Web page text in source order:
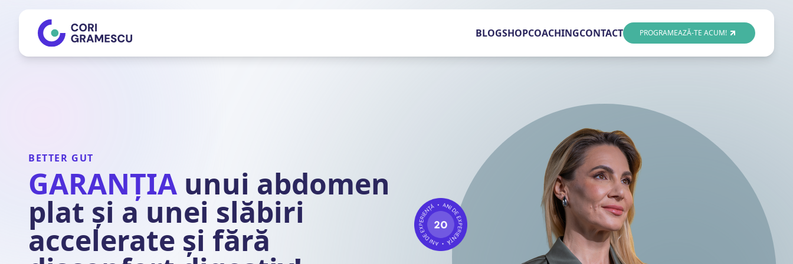
BLOGSHOPCOACHINGCONTACT PROGRAMEAZĂ-TE ACUM!
BETTER GUT
GARANȚIA unui abdomen
plat și a unei slăbiri
accelerate și fără